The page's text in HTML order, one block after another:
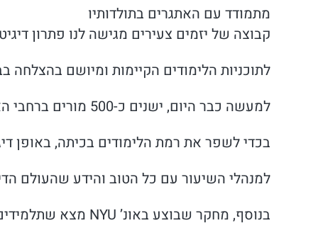
מתמודד עם האתגרים בתולדותיו
קבוצה של יזמים צעירים מגישה לנו פתרון
לתוכניות הלימודים הקיימות ומיושם
למעשה כבר היום, ישנים כ-500 מורים ברחבי הארץ שממתינים לכניסה של אן לכיתות
בכדי לשפר את רמת הלימודים בכיתה, באופן
למנהלי השיעור עם כל הטוב והידע שהעולם
בנוסף, מחקר שבוצע באונ’ NYU מצא שתלמידים שלמדו עם אן